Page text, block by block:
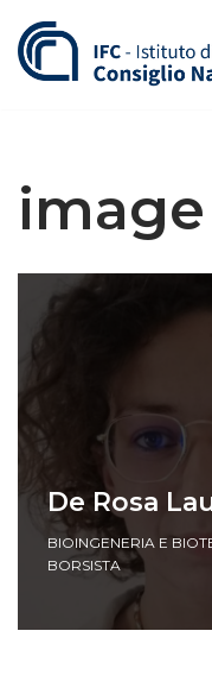
Vai
al
De Rosa
BIOINGENERIA E
BORSISTA